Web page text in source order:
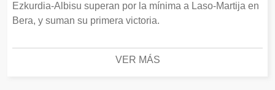
Ezkurdia-Albisu superan por la mínima a Laso-Martija en
Bera, y suman su primera victoria.
VER MÁS